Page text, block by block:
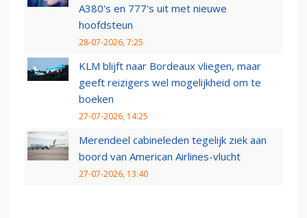
A380's en 777's uit met nieuwe
hoofdsteun
28-07-2026, 7:25
KLM blijft naar Bordeaux vliegen, maar
geeft reizigers wel mogelijkheid om te
boeken
27-07-2026, 14:25
Merendeel cabineleden tegelijk ziek aan
boord van American Airlines-vlucht
27-07-2026, 13:40